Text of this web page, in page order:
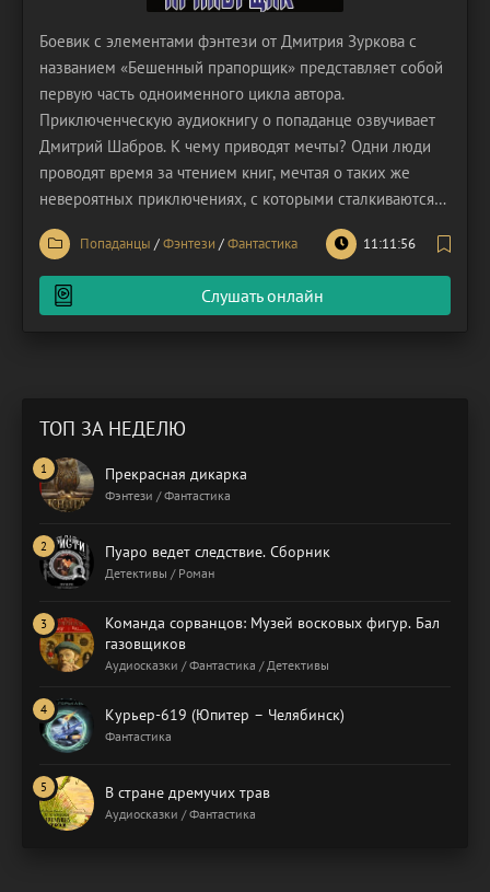
Боевик с элементами фэнтези от Дмитрия Зуркова с
названием «Бешенный прапорщик» представляет собой
первую часть одноименного цикла автора.
Приключенческую аудиокнигу о попаданце озвучивает
Дмитрий Шабров. К чему приводят мечты? Одни люди
проводят время за чтением книг, мечтая о таких же
невероятных приключениях, с которыми сталкиваются
главные герои. Мечтают совершать подвиги, спасать
миры, участвовать в сражениях. Другие лежат на
солдатской кровати в части после отбоя, мечтая стать
офицерами и
Попаданцы /Фэнтези /Фантастика 11:11:56
Слушать онлайн
ТОП ЗА НЕДЕЛЮ
Прекрасная дикарка
Фэнтези / Фантастика
Пуаро ведет следствие. Сборник
Детективы / Роман
Команда сорванцов: Музей восковых фигур. Бал
газовщиков
Аудиосказки / Фантастика / Детективы
Курьер-619 (Юпитер – Челябинск)
Фантастика
В стране дремучих трав
Аудиосказки / Фантастика